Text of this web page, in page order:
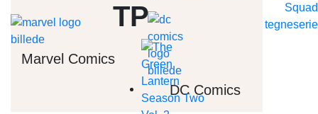
Marvel Comics
DC Comics
TP